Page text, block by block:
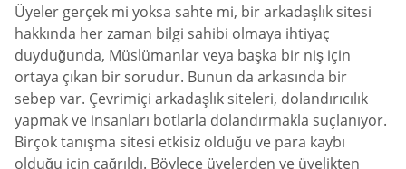
Üyeler gerçek mi yoksa sahte mi, bir arkadaşlık sitesi
hakkında her zaman bilgi sahibi olmaya ihtiyaç
duyduğunda, Müslümanlar veya başka bir niş için
ortaya çıkan bir sorudur. Bunun da arkasında bir
sebep var. Çevrimiçi arkadaşlık siteleri, dolandırıcılık
yapmak ve insanları botlarla dolandırmakla suçlanıyor.
Birçok tanışma sitesi etkisiz olduğu ve para kaybı
olduğu için çağrıldı. Böylece üyelerden ve üyelikten